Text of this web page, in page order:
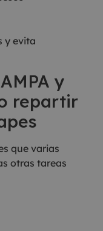
y evita
y
repartir
que varias
otras tareas